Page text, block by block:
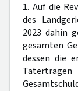
1. Auf die
des
2023 dahin
gesamten
dessen die